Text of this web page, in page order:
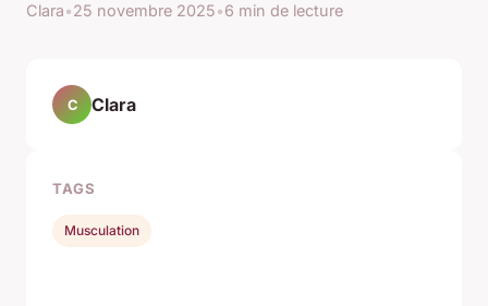
Clara•25 novembre 2025•6 min de lecture
C Clara
TAGS
Musculation